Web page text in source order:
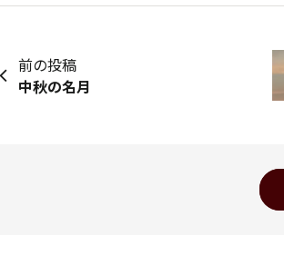
前の投稿
中秋の名月